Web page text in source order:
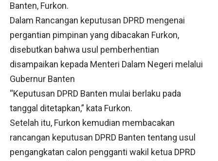
Banten, Furkon.
Dalam Rancangan keputusan DPRD mengenai
pergantian pimpinan yang dibacakan Furkon,
disebutkan bahwa usul pemberhentian
disampaikan kepada Menteri Dalam Negeri melalui
Gubernur Banten
“Keputusan DPRD Banten mulai berlaku pada
tanggal ditetapkan,” kata Furkon.
Setelah itu, Furkon kemudian membacakan
rancangan keputusan DPRD Banten tentang usul
pengangkatan calon pengganti wakil ketua DPRD